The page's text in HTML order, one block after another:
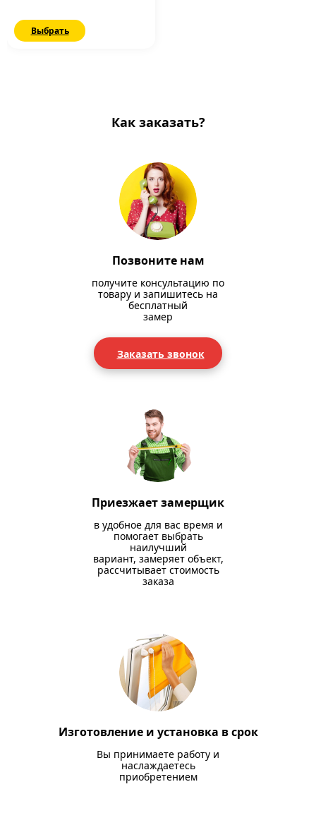
Выбрать
Как заказать?
Позвоните нам
получите консультацию по
товару и запишитесь на
бесплатный
замер
Заказать звонок
Приезжает замерщик
в удобное для вас время и
помогает выбрать
наилучший
вариант, замеряет объект,
рассчитывает стоимость
заказа
Изготовление и установка в срок
Вы принимаете работу и
наслаждаетесь
приобретением